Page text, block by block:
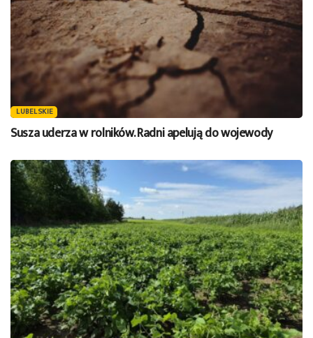
LUBELSKIE
Susza uderza w rolników. Radni apelują do wojewody